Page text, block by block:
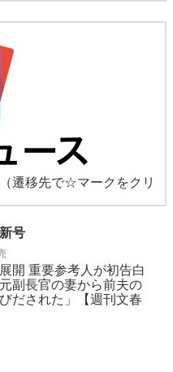
（遷移先で☆マークをクリ
号
開 重要参考人が初告白
元副長官の妻から前夫の
だされた」【週刊文春